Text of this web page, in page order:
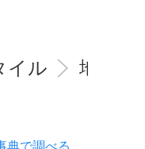
イル 地域情
で調べる。